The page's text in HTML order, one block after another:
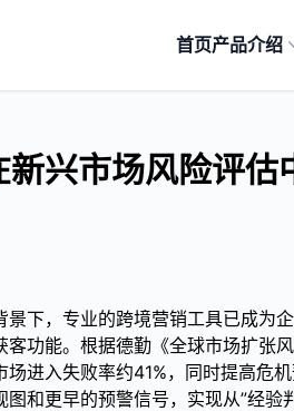
首页产品介绍
兴市场风险评估
下，专业的跨境营销工具已成为
功能。根据德勤《全球市场扩张
场进入失败率约41%，同时提高危
和更早的预警信号，实现从”经验